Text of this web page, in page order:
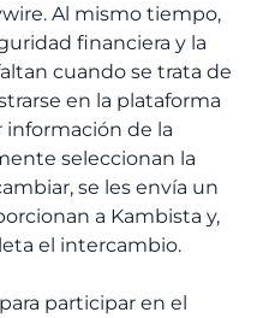
Al mismo tiempo,
financiera y la
cuando se trata de
en la plataforma
de la
seleccionan la
se les envía un
a Kambista y,
el intercambio.
participar en el